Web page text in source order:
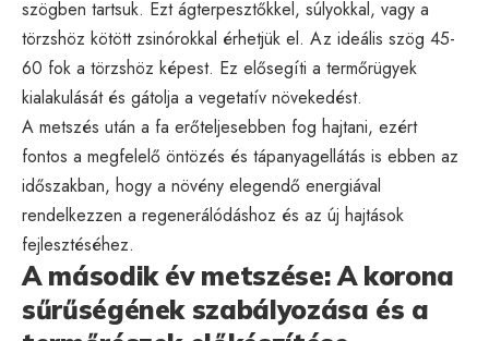
szögben tartsuk. Ezt ágterpesztőkkel, súlyokkal, vagy a
törzshöz kötött zsinórokkal érhetjük el. Az ideális szög 45-
60 fok a törzshöz képest. Ez elősegíti a termőrügyek
kialakulását és gátolja a vegetatív növekedést.
A metszés után a fa erőteljesebben fog hajtani, ezért
fontos a megfelelő öntözés és tápanyagellátás is ebben az
időszakban, hogy a növény elegendő energiával
rendelkezzen a regenerálódáshoz és az új hajtások
fejlesztéséhez.
A második év metszése: A korona
sűrűségének szabályozása és a